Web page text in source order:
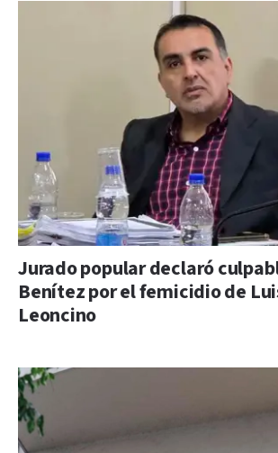
Jurado popular declaró
Benítez por el femicidio de
Leoncino